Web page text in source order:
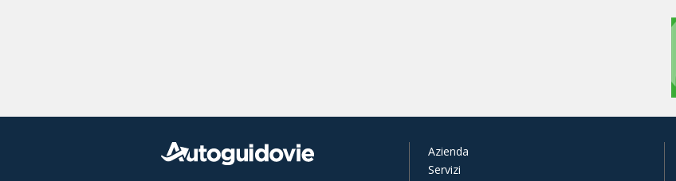
Azienda
Servizi